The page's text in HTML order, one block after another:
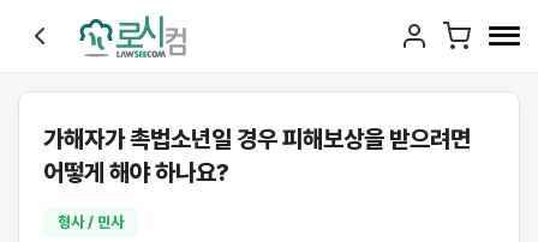
가해자가 촉법소년일 경우 피해보상을 받으려면
어떻게 해야 하나요?
형사 / 민사